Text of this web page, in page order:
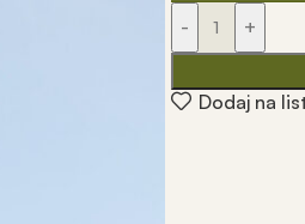
-
+
Dodaj na